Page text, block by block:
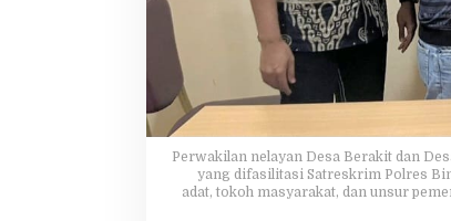
e
r
k
i
d
a
n
M
Perwakilan nelayan Desa Berakit dan
yang difasilitasi Satreskrim Polres
adat, tokoh masyarakat, dan unsur